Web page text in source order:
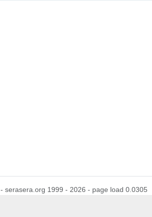
- serasera.org 1999 - 2026 - page load 0.0305